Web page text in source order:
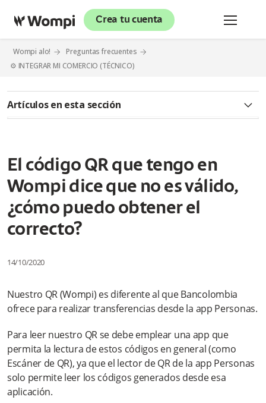
Crea tu cuenta
Wompi alo!
Preguntas frecuentes
⚙️ INTEGRAR MI COMERCIO (TÉCNICO)
Artículos en esta sección
¿Qué pasa si la transferencia hizo un débito doble a mi
cuenta?
¿Qué debo hacer si requiero un comprobante de una
transferencia realizada por Tokenbox y/o Oneclick?
Tokenbox y/o Oneclick?
tengo inscrita?
¿Por medio de qué canales puedo acceder a este servicio?
¿Qué restricciones tengo al momento de realizar
transacciones?
El código QR que tengo en
Wompi dice que no es válido,
¿cómo puedo obtener el
correcto?
14/10/2020
Nuestro QR (Wompi) es diferente al que Bancolombia
ofrece para realizar transferencias desde la app Personas.
Para leer nuestro QR se debe emplear una app que
permita la lectura de estos códigos en general (como
Escáner de QR), ya que el lector de QR de la app Personas
solo permite leer los códigos generados desde esa
aplicación.